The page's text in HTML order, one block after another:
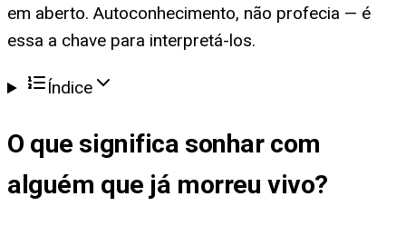
em aberto. Autoconhecimento, não profecia — é
essa a chave para interpretá-los.
Índice
O que significa sonhar com
alguém que já morreu vivo?